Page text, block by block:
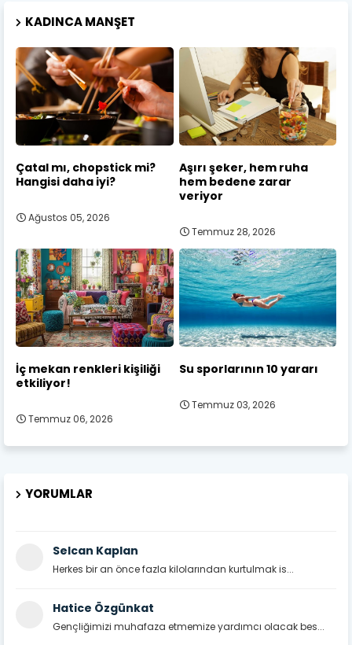
KADINCA MANŞET
Çatal mı, chopstick mi?
Hangisi daha iyi?
Ağustos 05, 2026
Aşırı şeker, hem ruha
hem bedene zarar
veriyor
Temmuz 28, 2026
İç mekan renkleri kişiliği
etkiliyor!
Temmuz 06, 2026
Su sporlarının 10 yararı
Temmuz 03, 2026
YORUMLAR
Selcan Kaplan
Herkes bir an önce fazla kilolarından kurtulmak is...
Hatice Özgünkat
Gençliğimizi muhafaza etmemize yardımcı olacak bes...